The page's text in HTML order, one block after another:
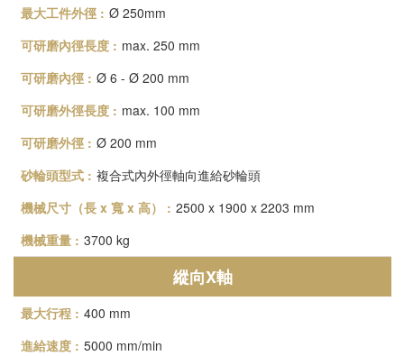
Ø 250mm
max. 250 mm
Ø 6 - Ø 200 mm
max. 100 mm
Ø 200 mm
複合式內外徑軸向進給砂輪頭
2500 x 1900 x 2203 mm
3700 kg
縱向X軸
400 mm
5000 mm/min